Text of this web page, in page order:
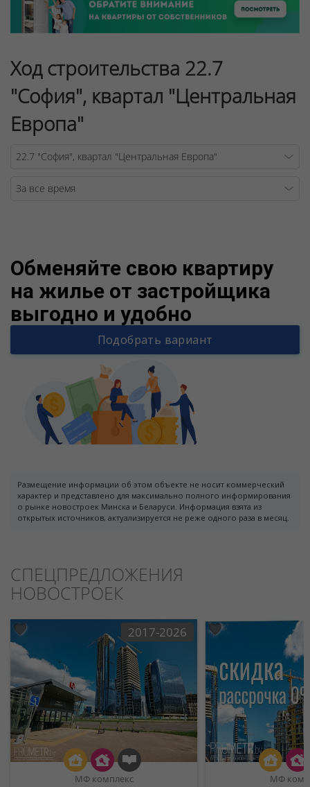
Ход строительства 22.7
"София", квартал "Центральная
Европа"
Обменяйте свою квартиру
на жилье от застройщика
выгодно и удобно
Подобрать вариант
Размещение информации об этом объекте не носит коммерческий
характер и представлено для максимально полного информирования
о рынке новостроек Минска и Беларуси. Информация взята из
открытых источников, актуализируется не реже одного раза в месяц.
СПЕЦПРЕДЛОЖЕНИЯ
НОВОСТРОЕК
2017-2026
МФ комплекс МФ